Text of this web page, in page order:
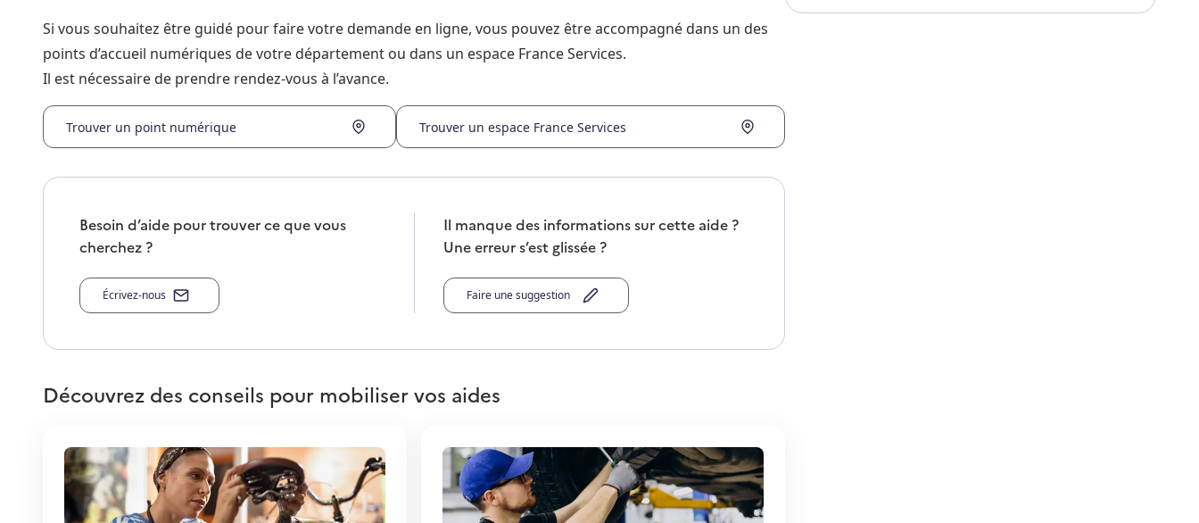
Si vous souhaitez être guidé pour faire votre demande en ligne, vous pouvez être accompagné dans un des
points d’accueil numériques de votre département ou dans un espace France Services.
Il est nécessaire de prendre rendez-vous à l’avance.
Trouver un point numérique Trouver un espace France Services
Besoin d’aide pour trouver ce que vous
cherchez ?
Écrivez-nous
Il manque des informations sur cette aide ?
Une erreur s’est glissée ?
Faire une suggestion
Découvrez des conseils pour mobiliser vos aides